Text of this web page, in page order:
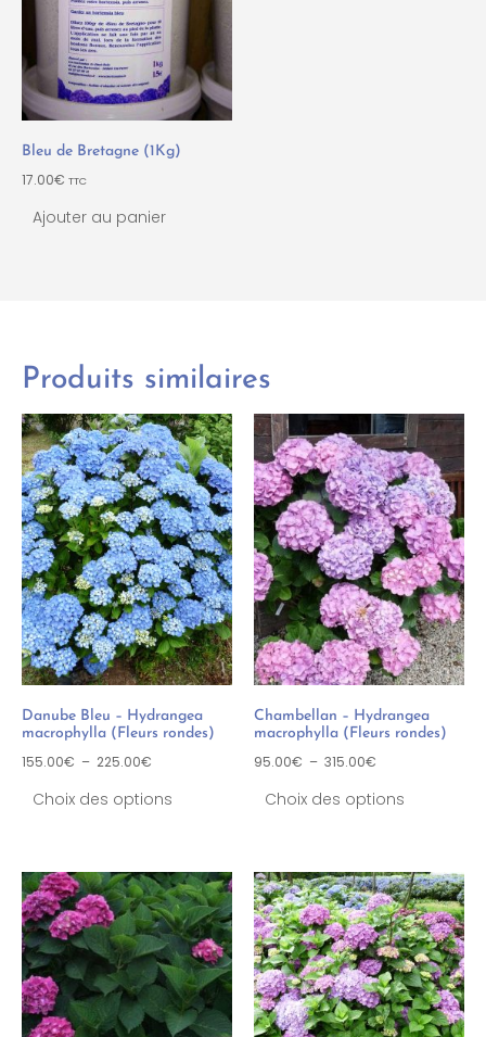
Bleu de Bretagne (1Kg)
17.00€ TTC
Ajouter au panier
Produits similaires
Danube Bleu – Hydrangea
macrophylla (Fleurs rondes)
155.00€ – 225.00€
Choix des options
Chambellan – Hydrangea
macrophylla (Fleurs rondes)
95.00€ – 315.00€
Choix des options